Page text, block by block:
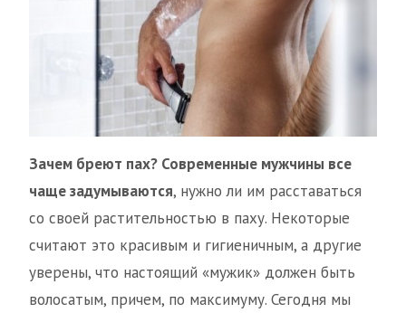
Зачем бреют пах? Современные мужчины все
чаще задумываются, нужно ли им расставаться
со своей растительностью в паху. Некоторые
считают это красивым и гигиеничным, а другие
уверены, что настоящий «мужик» должен быть
волосатым, причем, по максимуму. Сегодня мы